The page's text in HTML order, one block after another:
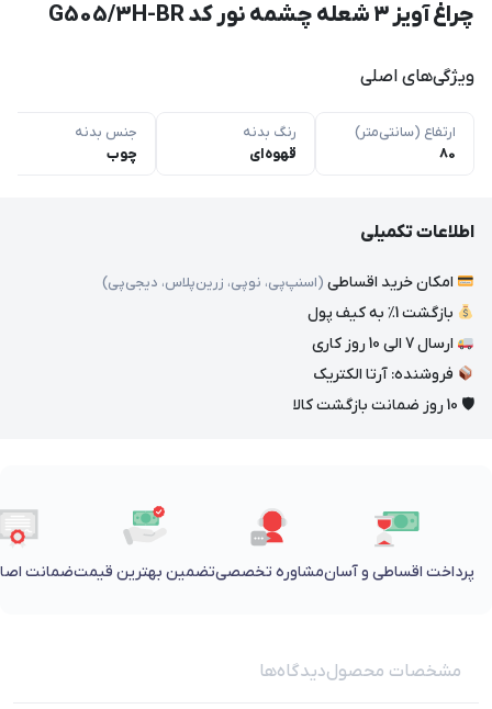
چراغ آویز ۳ شعله چشمه نور کد G505/3H-BR
ویژگی‌های اصلی
ارتفاع (سانتی‌متر)
80
رنگ بدنه
قهوه‌ای
جنس بدنه
چوب
اطلاعات تکمیلی
امکان خرید اقساطی (اسنپ‌پی، نوپی، زرین‌پلاس، دیجی‌پی)
بازگشت 1٪ به کیف پول
ارسال 7 الی 10 روز کاری
فروشنده: آرتا الکتریک
🛡 10 روز ضمانت بازگشت کالا
پرداخت اقساطی و آسانمشاوره تخصصیتضمین بهترین قیمتضمانت
مشخصات محصولدیدگاه‌ها